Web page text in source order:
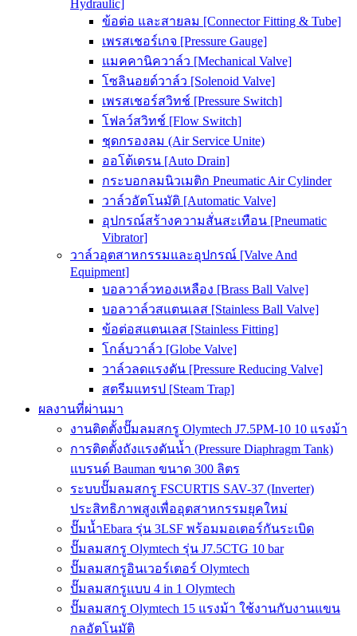
Hydraulic]
ข้อต่อ และสายลม [Connector Fitting & Tube]
เพรสเชอร์เกจ [Pressure Gauge]
แมคคานิควาล์ว [Mechanical Valve]
โซลินอยด์วาล์ว [Solenoid Valve]
เพรสเชอร์สวิทช์ [Pressure Switch]
โฟลว์สวิทช์ [Flow Switch]
ชุดกรองลม (Air Service Unite)
ออโต้เดรน [Auto Drain]
กระบอกลมนิวเมติก Pneumatic Air Cylinder
วาล์วอัตโนมัติ [Automatic Valve]
อุปกรณ์สร้างความสั่นสะเทือน [Pneumatic
Vibrator]
วาล์วอุตสาหกรรมและอุปกรณ์ [Valve And
Equipment]
บอลวาล์วทองเหลือง [Brass Ball Valve]
บอลวาล์วสแตนเลส [Stainless Ball Valve]
ข้อต่อสแตนเลส [Stainless Fitting]
โกล์บวาล์ว [Globe Valve]
วาล์วลดแรงดัน [Pressure Reducing Valve]
สตรีมแทรป [Steam Trap]
ผลงานที่ผ่านมา
งานติดตั้งปั๊มลมสกรู Olymtech J7.5PM-10 10 แรงม้า
การติดตั้งถังแรงดันน้ำ (Pressure Diaphragm Tank)
แบรนด์ Bauman ขนาด 300 ลิตร
ระบบปั๊มลมสกรู FSCURTIS SAV-37 (Inverter)
ประสิทธิภาพสูงเพื่ออุตสาหกรรมยุคใหม่
ปั๊มน้ำEbara รุ่น 3LSF พร้อมมอเตอร์กันระเบิด
ปั๊มลมสกรู Olymtech รุ่น J7.5CTG 10 bar
ปั๊มลมสกรูอินเวอร์เตอร์ Olymtech
ปั๊มลมสกรูแบบ 4 in 1 Olymtech
ปั๊มลมสกรู Olymtech 15 แรงม้า ใช้งานกับงานแขน
กลอัตโนมัติ